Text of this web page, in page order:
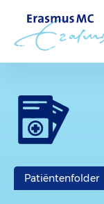
Patiëntenfolder